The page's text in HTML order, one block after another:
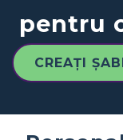
pentru
CREAȚI